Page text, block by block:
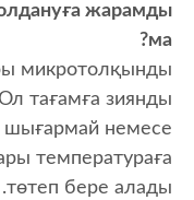
жарамды
ма?
микротолқынды
тағамға зиянды
шығармай немесе
температураға
төтеп бере алады.